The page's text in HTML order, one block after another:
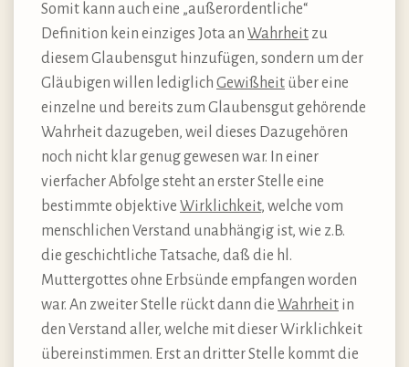
Somit kann auch eine „außerordentliche“
Definition kein einziges Jota an Wahrheit zu
diesem Glaubensgut hinzufügen, sondern um der
Gläubigen willen lediglich Gewißheit über eine
einzelne und bereits zum Glaubensgut gehörende
Wahrheit dazugeben, weil dieses Dazugehören
noch nicht klar genug gewesen war. In einer
vierfacher Abfolge steht an erster Stelle eine
bestimmte objektive Wirklichkeit, welche vom
menschlichen Verstand unabhängig ist, wie z.B.
die geschichtliche Tatsache, daß die hl.
Muttergottes ohne Erbsünde empfangen worden
war. An zweiter Stelle rückt dann die Wahrheit in
den Verstand aller, welche mit dieser Wirklichkeit
übereinstimmen. Erst an dritter Stelle kommt die